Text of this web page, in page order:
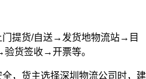
提货/自送→发货地物流站→目
货签收→开票等。
，货主选择深圳物流公司时，建